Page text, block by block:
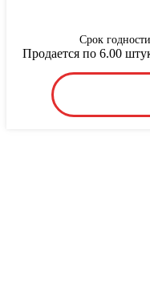
Срок
Продается по 6.00